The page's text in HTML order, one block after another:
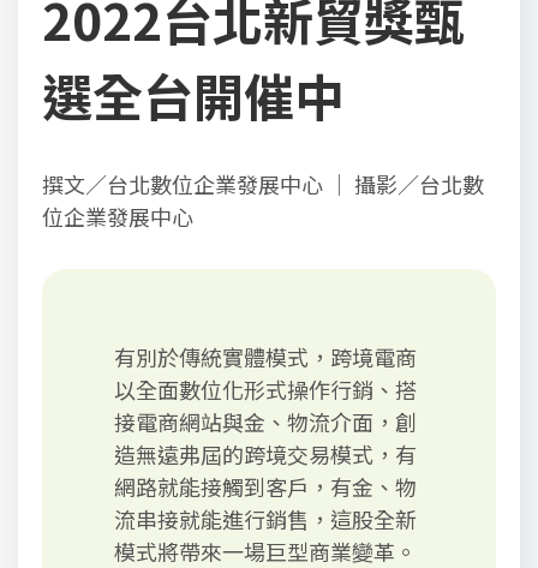
2022台北新貿獎甄
選全台開催中
撰文／台北數位企業發展中心 ｜ 攝影／台北數
位企業發展中心
有別於傳統實體模式，跨境電商
以全面數位化形式操作行銷、搭
接電商網站與金、物流介面，創
造無遠弗屆的跨境交易模式，有
網路就能接觸到客戶，有金、物
流串接就能進行銷售，這股全新
模式將帶來一場巨型商業變革。